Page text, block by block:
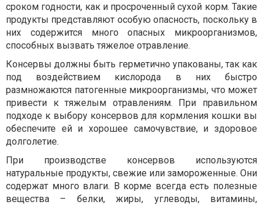
сроком годности, как и просроченный сухой корм. Такие
продукты представляют особую опасность, поскольку в
них содержится много опасных микроорганизмов,
способных вызвать тяжелое отравление.
Консервы должны быть герметично упакованы, так как
под воздействием кислорода в них быстро
размножаются патогенные микроорганизмы, что может
привести к тяжелым отравлениям. При правильном
подходе к выбору консервов для кормления кошки вы
обеспечите ей и хорошее самочувствие, и здоровое
долголетие.
При производстве консервов используются
натуральные продукты, свежие или замороженные. Они
содержат много влаги. В корме всегда есть полезные
вещества – белки, жиры, углеводы, витамины,